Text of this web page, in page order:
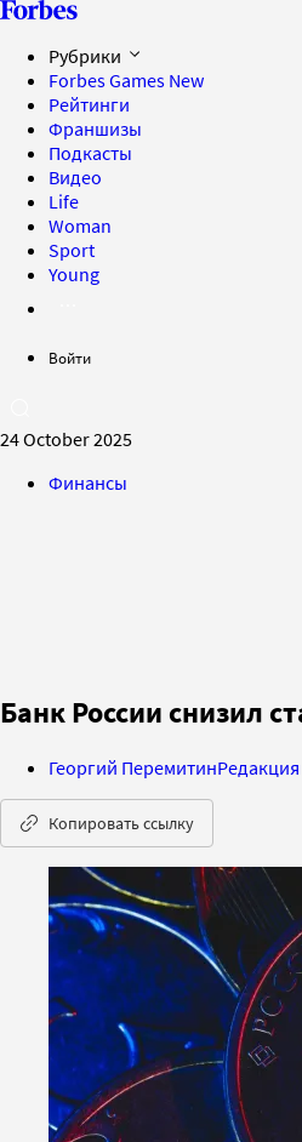
Рубрики
Forbes Games New
Рейтинги
Франшизы
Подкасты
Видео
Life
Woman
Sport
Young
Войти
24 October 2025
Финансы
Банк России снизил
Георгий Перемитин
Копировать ссылку